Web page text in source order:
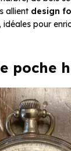
allient design
pour
poche